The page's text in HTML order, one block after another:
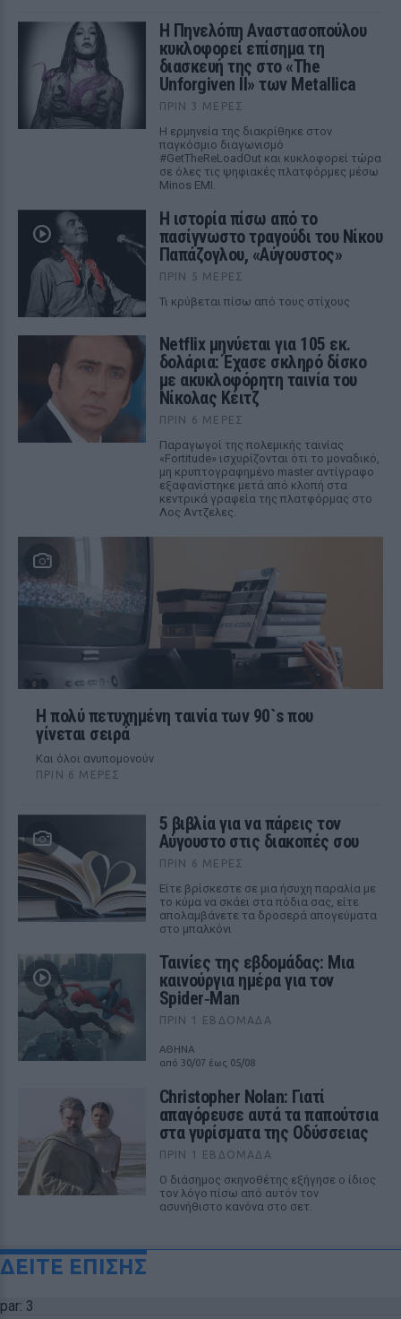
Η Πηνελόπη Αναστασοπούλου
κυκλοφορεί επίσημα τη
διασκευή της στο «The
Unforgiven II» των Metallica
ΠΡΙΝ 3 ΜΈΡΕΣ
Η ερμηνεία της διακρίθηκε στον
παγκόσμιο διαγωνισμό
#GetTheReLoadOut και κυκλοφορεί τώρα
σε όλες τις ψηφιακές πλατφόρμες μέσω
Minos EMI.
Η ιστορία πίσω από το
πασίγνωστο τραγούδι του Νίκου
Παπάζογλου, «Αύγουστος»
ΠΡΙΝ 5 ΜΈΡΕΣ
Τι κρύβεται πίσω από τους στίχους
Netflix μηνύεται για 105 εκ.
δολάρια: Έχασε σκληρό δίσκο
με ακυκλοφόρητη ταινία του
Νίκολας Κέιτζ
ΠΡΙΝ 6 ΜΈΡΕΣ
Παραγωγοί της πολεμικής ταινίας
«Fortitude» ισχυρίζονται ότι το μοναδικό,
μη κρυπτογραφημένο master αντίγραφο
εξαφανίστηκε μετά από κλοπή στα
κεντρικά γραφεία της πλατφόρμας στο
Λος Αντζελες.
Η πολύ πετυχημένη ταινία των 90`s που
γίνεται σειρά
Και όλοι ανυπομονούν
ΠΡΙΝ 6 ΜΈΡΕΣ
5 βιβλία για να πάρεις τον
Αύγουστο στις διακοπές σου
ΠΡΙΝ 6 ΜΈΡΕΣ
Είτε βρίσκεστε σε μια ήσυχη παραλία με
το κύμα να σκάει στα πόδια σας, είτε
απολαμβάνετε τα δροσερά απογεύματα
στο μπαλκόνι
Ταινίες της εβδομάδας: Μια
καινούργια ημέρα για τον
Spider‑Man
ΠΡΙΝ 1 ΕΒΔΟΜΆΔΑ
ΑΘΗΝΑ
από 30/07 έως 05/08
Christopher Nolan: Γιατί
απαγόρευσε αυτά τα παπούτσια
στα γυρίσματα της Οδύσσειας
ΠΡΙΝ 1 ΕΒΔΟΜΆΔΑ
Ο διάσημος σκηνοθέτης εξήγησε ο ίδιος
τον λόγο πίσω από αυτόν τον
ασυνήθιστο κανόνα στο σετ.
ΔΕΙΤΕ ΕΠΙΣΗΣ
par: 3